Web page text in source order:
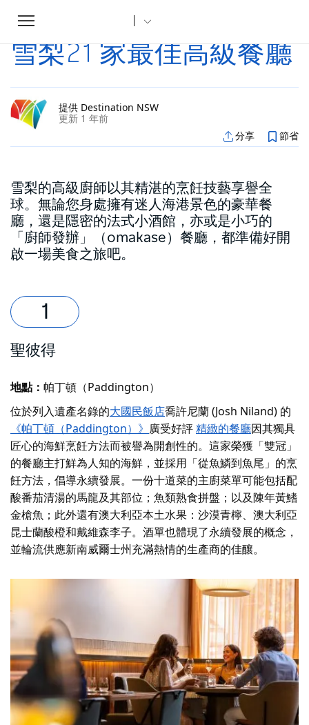
Toggle
navigation
家 雪梨21 家最佳高級餐廳
雪梨21 家最佳高級餐廳
提供 Destination NSW
更新 1 年前
分享 節省
雪梨的高級廚師以其精湛的烹飪技藝享譽全
球。無論您身處擁有迷人海港景色的豪華餐
廳，還是隱密的法式小酒館，亦或是小巧的
「廚師發辦」（omakase）餐廳，都準備好開
啟一場美食之旅吧。
聖彼得
地點： 帕丁頓（Paddington）
位於列入遺產名錄的大國民飯店喬許尼蘭 (Josh Niland) 的
《帕丁頓（Paddington）》 廣受好評精緻的餐廳因其獨具
匠心的海鮮烹飪方法而被譽為開創性的。這家榮獲「雙冠」
的餐廳主打鮮為人知的海鮮，並採用「從魚鱗到魚尾」的烹
飪方法，倡導永續發展。一份十道菜的主廚菜單可能包括配
酸番茄清湯的馬龍及其部位；魚類熟食拼盤；以及陳年黃鰭
金槍魚；此外還有澳大利亞本土水果：沙漠青檸、澳大利亞
昆士蘭酸橙和戴維森李子。酒單也體現了永續發展的概念，
並輪流供應新南威爾士州充滿熱情的生產商的佳釀。